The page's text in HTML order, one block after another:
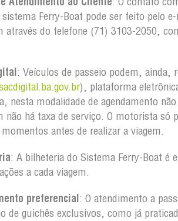
Ferry-Boat pode ser feito pelo
através do telefone (71) 3103-2050,
: Veículos de passeio podem, ainda,
), plataforma
nesta modalidade de agendamento
não há taxa de serviço. O motorista só
antes de realizar a viagem.
: A bilheteria do Sistema Ferry-Boat é
a cada viagem.
preferencial: O atendimento a
de guichês exclusivos, como já